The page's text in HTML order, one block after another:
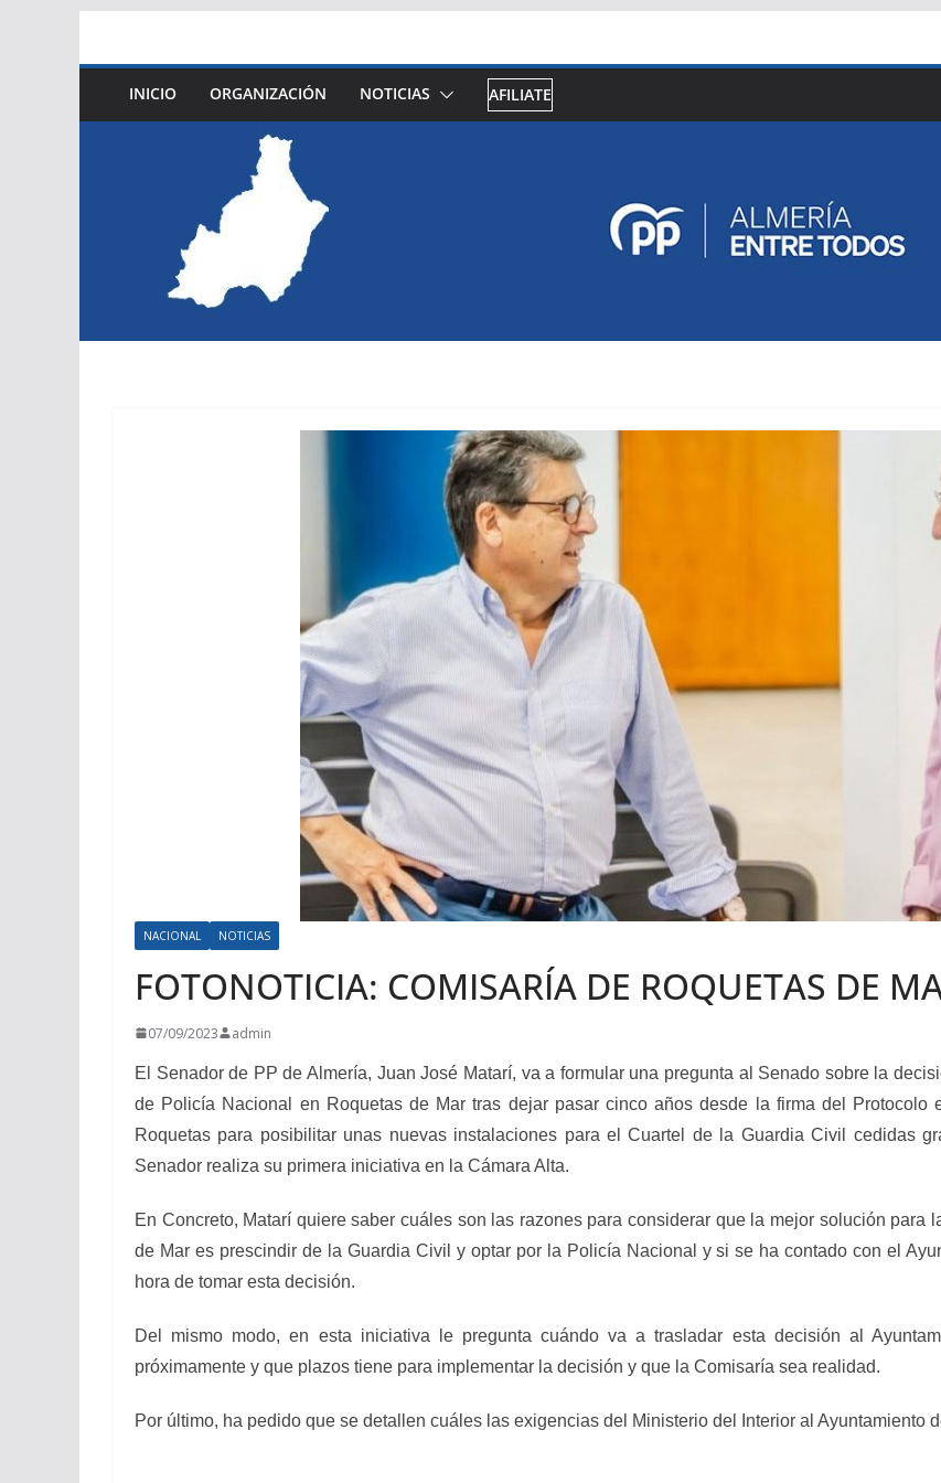
contenido
INICIO ORGANIZACIÓN NOTICIAS AFILIATE
NACIONAL NOTICIAS
FOTONOTICIA: COMISARÍA DE ROQUETAS DE
07/09/2023 admin
El Senador de PP de Almería, Juan José Matarí, va a formular una pregunta al Senado sobre la
de Policía Nacional en Roquetas de Mar tras dejar pasar cinco años desde la firma del Protocolo
Roquetas para posibilitar unas nuevas instalaciones para el Cuartel de la Guardia Civil cedidas
Senador realiza su primera iniciativa en la Cámara Alta.
En Concreto, Matarí quiere saber cuáles son las razones para considerar que la mejor solución
de Mar es prescindir de la Guardia Civil y optar por la Policía Nacional y si se ha contado con el
hora de tomar esta decisión.
Del mismo modo, en esta iniciativa le pregunta cuándo va a trasladar esta decisión al
próximamente y que plazos tiene para implementar la decisión y que la Comisaría sea realidad.
Por último, ha pedido que se detallen cuáles las exigencias del Ministerio del Interior al Ayuntamiento